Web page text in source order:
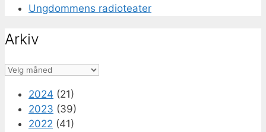
Ungdommens radioteater
Arkiv
Arkiv
2024 (21)
2023 (39)
2022 (41)